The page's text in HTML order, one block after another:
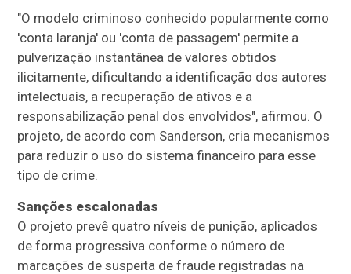
"O modelo criminoso conhecido popularmente como
'conta laranja' ou 'conta de passagem' permite a
pulverização instantânea de valores obtidos
ilicitamente, dificultando a identificação dos autores
intelectuais, a recuperação de ativos e a
responsabilização penal dos envolvidos", afirmou. O
projeto, de acordo com Sanderson, cria mecanismos
para reduzir o uso do sistema financeiro para esse
tipo de crime.
Sanções escalonadas
O projeto prevê quatro níveis de punição, aplicados
de forma progressiva conforme o número de
marcações de suspeita de fraude registradas na